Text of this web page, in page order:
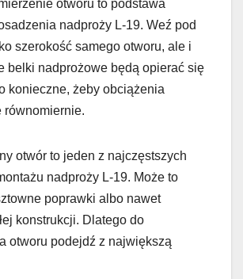
otworu to podstawa
nadproży L-19. Weź pod
szerokość samego otworu, ale i
belki nadprożowe będą opierać się
konieczne, żeby obciążenia
równomiernie.
otwór to jeden z najczęstszych
nadproży L-19. Może to
poprawki albo nawet
konstrukcji. Dlatego do
otworu podejdź z największą